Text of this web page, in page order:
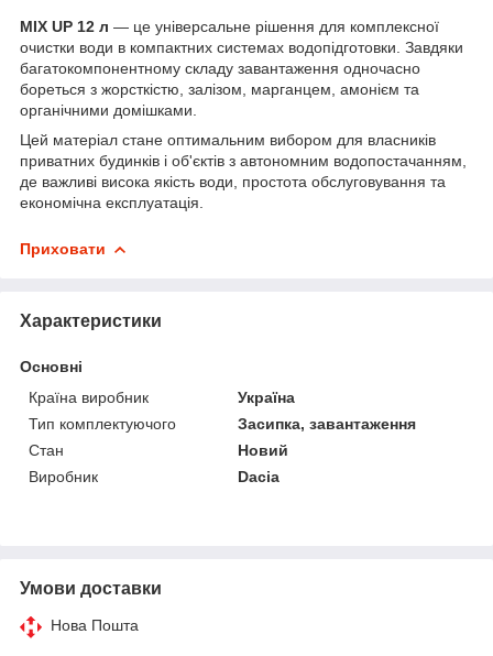
MIX UP 12 л — це універсальне рішення для комплексної
очистки води в компактних системах водопідготовки. Завдяки
багатокомпонентному складу завантаження одночасно
бореться з жорсткістю, залізом, марганцем, амонієм та
органічними домішками.
Цей матеріал стане оптимальним вибором для власників
приватних будинків і об'єктів з автономним водопостачанням,
де важливі висока якість води, простота обслуговування та
економічна експлуатація.
Приховати
Характеристики
Основні
Країна виробник
Україна
Тип комплектуючого
Засипка, завантаження
Стан
Новий
Виробник
Dacia
Умови доставки
Нова Пошта